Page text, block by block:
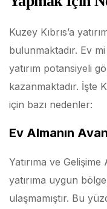
Kuzey Kıbrıs’a
bulunmaktadır. Ev
yatırım potansiyeli
kazanmaktadır. İşte
için bazı nedenler:
Ev Almanın
Yatırıma ve
yatırıma uygun
ulaşmamıştır. Bu